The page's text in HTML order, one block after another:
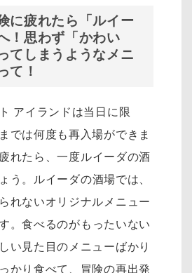
に疲れたら「ルイー
！思わず「かわい
てしまうようなメニ
て！
アイランドは当日に限
では何度も再入場ができま
れたら、一度ルイーダの酒
う。 ルイーダの酒場では、
れないオリジナルメニュー
。食べるのがもったいない
い見た目のメニューばかり
かり食べて、冒険の再出発